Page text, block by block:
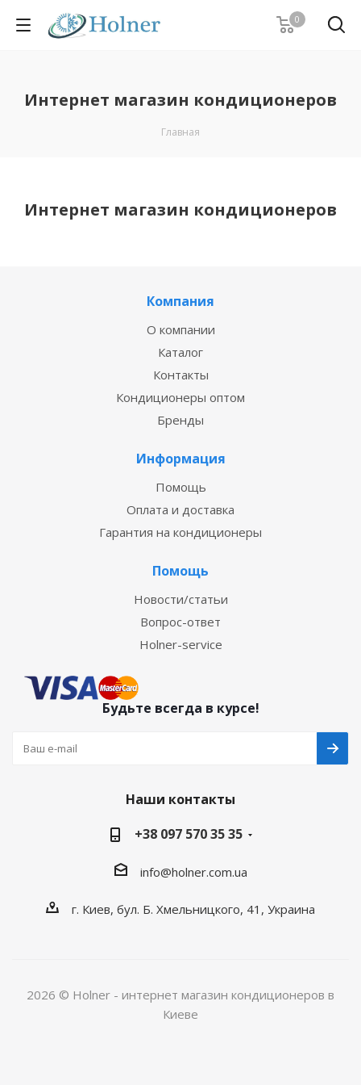
0
Интернет магазин кондиционеров
Главная
Интернет магазин кондиционеров
Компания
О компании
Каталог
Контакты
Кондиционеры оптом
Бренды
Информация
Помощь
Оплата и доставка
Гарантия на кондиционеры
Помощь
Новости/статьи
Вопрос-ответ
Holner-service
Будьте всегда в курсе!
Наши контакты
+38 097 570 35 35
info@holner.com.ua
г. Киев, бул. Б. Хмельницкого, 41, Украина
2026 © Holner - интернет магазин кондиционеров в
Киеве